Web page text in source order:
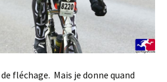
fléchage. Mais je donne quand